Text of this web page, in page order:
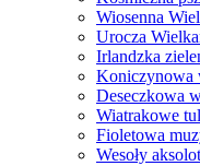
Wiosenna
Urocza
Irlandzka
Koniczynowa
Deseczkowa
Wiatrakowe
Fioletowa
Wesoły